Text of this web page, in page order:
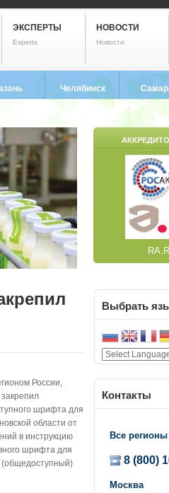
ЭКСПЕРТЫ
Experts
НОВОСТИ
Новости
Челябинск
8 (351) 799-5752 8 (846)
России,
шрифта для
области от
в инструкцию
шрифта для
(общедоступный)
Выбрать
Контакты
Все
8 (800)
Москва